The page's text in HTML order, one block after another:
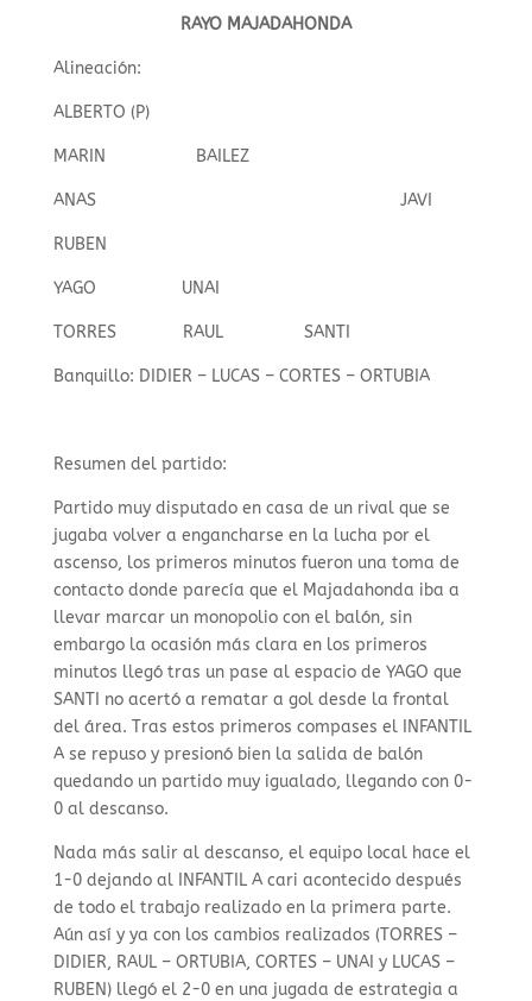
RAYO MAJADAHONDA
Alineación:
ALBERTO (P)
MARIN BAILEZ
ANAS JAVI
RUBEN
YAGO UNAI
TORRES RAUL SANTI
Banquillo: DIDIER – LUCAS – CORTES – ORTUBIA
Resumen del partido:
Partido muy disputado en casa de un rival que se
jugaba volver a engancharse en la lucha por el
ascenso, los primeros minutos fueron una toma de
contacto donde parecía que el Majadahonda iba a
llevar marcar un monopolio con el balón, sin
embargo la ocasión más clara en los primeros
minutos llegó tras un pase al espacio de YAGO que
SANTI no acertó a rematar a gol desde la frontal
del área. Tras estos primeros compases el INFANTIL
A se repuso y presionó bien la salida de balón
quedando un partido muy igualado, llegando con 0-
0 al descanso.
Nada más salir al descanso, el equipo local hace el
1-0 dejando al INFANTIL A cari acontecido después
de todo el trabajo realizado en la primera parte.
Aún así y ya con los cambios realizados (TORRES –
DIDIER, RAUL – ORTUBIA, CORTES – UNAI y LUCAS –
RUBEN) llegó el 2-0 en una jugada de estrategia a